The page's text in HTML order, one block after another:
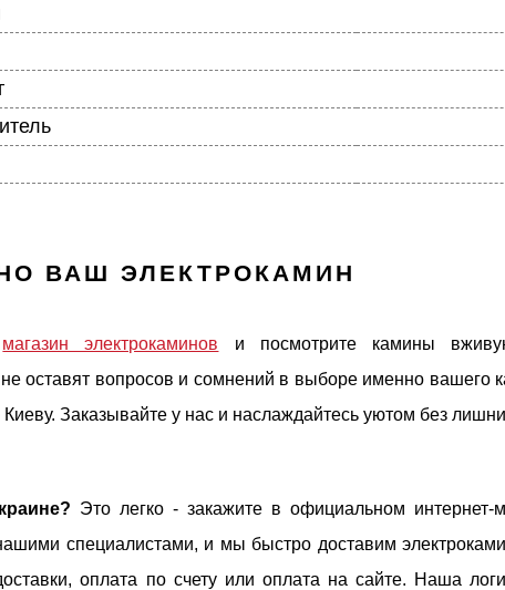
ВАШ ЭЛЕКТРОКАМИН
магазин электрокаминов и посмотрите камины
оставят вопросов и сомнений в выборе именно вашего
Заказывайте у нас и наслаждайтесь уютом без
Это легко - закажите в официальном интернет-
специалистами, и мы быстро доставим
оплата по счету или оплата на сайте. Наша